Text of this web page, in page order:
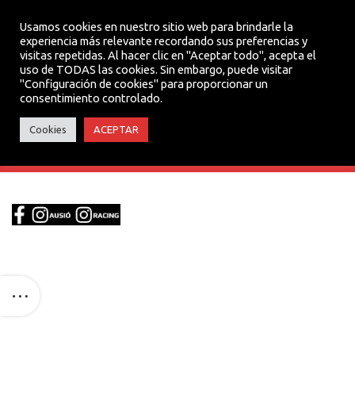
MENU
XARXES SOCIALES
HEADER
Usamos cookies en nuestro sitio web para brindarle la
experiencia más relevante recordando sus preferencias y
visitas repetidas. Al hacer clic en "Aceptar todo", acepta el
uso de TODAS las cookies. Sin embargo, puede visitar
"Configuración de cookies" para proporcionar un
consentimiento controlado.
Cookies ACEPTAR